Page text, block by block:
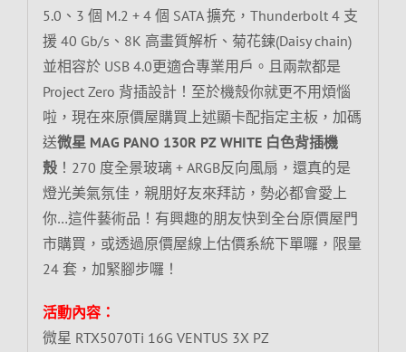
5.0、3 個 M.2 + 4 個 SATA 擴充，Thunderbolt 4 支
援 40 Gb/s、8K 高畫質解析、菊花鍊(Daisy chain)
並相容於 USB 4.0更適合專業用戶。且兩款都是
Project Zero 背插設計！至於機殼你就更不用煩惱
啦，現在來原價屋購買上述顯卡配指定主板，加碼
送微星 MAG PANO 130R PZ WHITE 白色背插機
殼！270 度全景玻璃 + ARGB反向風扇，還真的是
燈光美氣氛佳，親朋好友來拜訪，勢必都會愛上
你…這件藝術品！有興趣的朋友快到全台原價屋門
市購買，或透過原價屋線上估價系統下單囉，限量
24 套，加緊腳步囉！
活動內容：
微星 RTX5070Ti 16G VENTUS 3X PZ